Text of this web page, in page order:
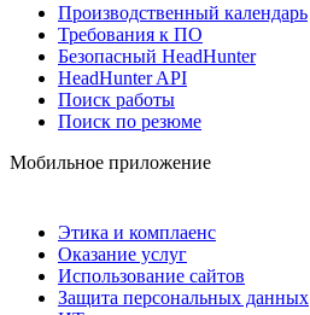
Производственный календарь
Требования к ПО
Безопасный HeadHunter
HeadHunter API
Поиск работы
Поиск по резюме
Мобильное приложение
Этика и комплаенс
Оказание услуг
Использование сайтов
Защита персональных данных